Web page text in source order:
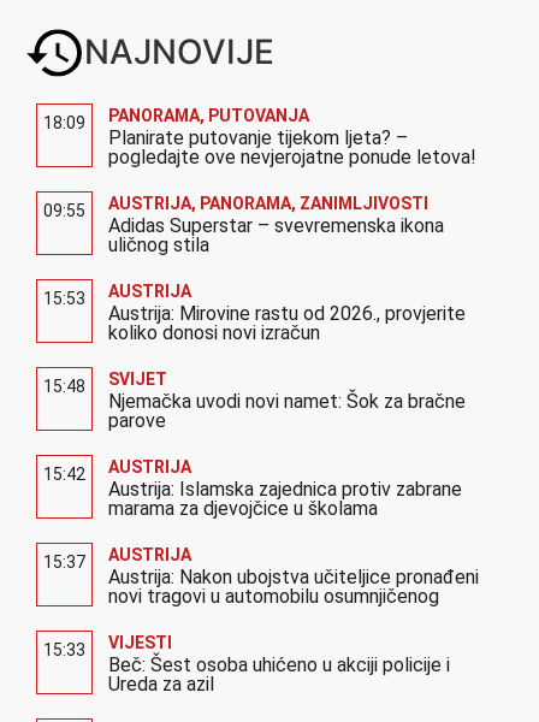
NAJNOVIJE
18:09 PANORAMA, PUTOVANJA
Planirate putovanje tijekom ljeta? –
pogledajte ove nevjerojatne ponude letova!
09:55 AUSTRIJA, PANORAMA, ZANIMLJIVOSTI
Adidas Superstar – svevremenska ikona
uličnog stila
15:53 AUSTRIJA
Austrija: Mirovine rastu od 2026., provjerite
koliko donosi novi izračun
15:48 SVIJET
Njemačka uvodi novi namet: Šok za bračne
parove
15:42 AUSTRIJA
Austrija: Islamska zajednica protiv zabrane
marama za djevojčice u školama
15:37 AUSTRIJA
Austrija: Nakon ubojstva učiteljice pronađeni
novi tragovi u automobilu osumnjičenog
15:33 VIJESTI
Beč: Šest osoba uhićeno u akciji policije i
Ureda za azil